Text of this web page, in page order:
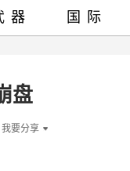
盘
我要分享
器 国际